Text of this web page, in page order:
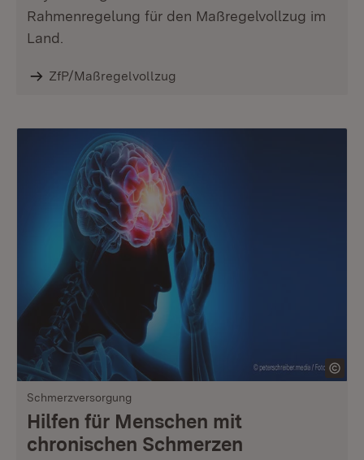
Rahmenregelung für den Maßregelvollzug im
Land.
ZfP/Maßregelvollzug
Schmerzversorgung
Hilfen für Menschen mit
chronischen Schmerzen